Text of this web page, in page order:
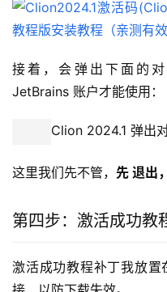
接着，会弹出下面的
JetBrains 账户才能使用：
Clion 2024.1 弹出
这里我们先不管， 先 退出
第四步：激活成功教
激活成功教程补丁我放